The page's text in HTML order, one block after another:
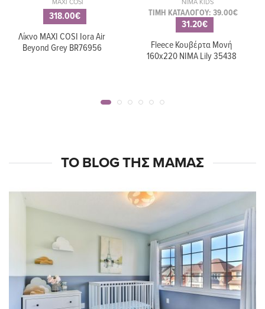
MAXI COSI
318.00€
Λίκνο MAXI COSI Iora Air
Beyond Grey BR76956
NIMA KIDS
ΤΙΜΗ ΚΑΤΑΛΟΓΟΥ: 39.00€
31.20€
Fleece Κουβέρτα Μονή
160x220 NIMA Lily 35438
ΤΟ BLOG ΤΗΣ ΜΑΜΆΣ